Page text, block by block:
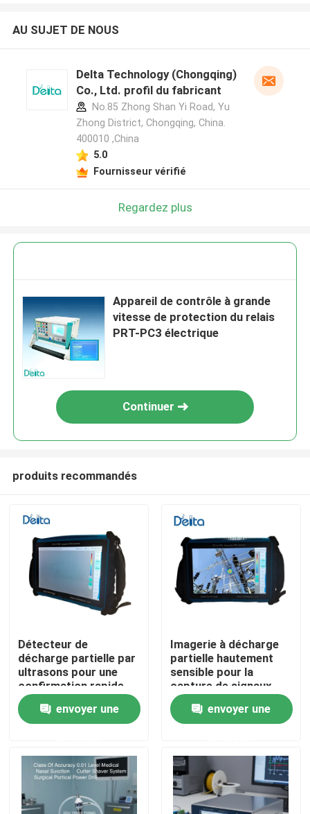
À la maison
Produits
Vidéos
AU SUJET DE NOUS
Delta Technology (Chongqing)
Co., Ltd. profil du fabricant
No.85 Zhong Shan Yi Road, Yu
Zhong District, Chongqing, China.
400010 ,China
5.0
Fournisseur vérifié
Regardez plus
Appareil de contrôle à grande
vitesse de protection du relais
PRT-PC3 électrique
Continuer
produits recommandés
Détecteur de
décharge partielle par
ultrasons pour une
confirmation rapide
des résultats du
champ envoyer une
Imagerie à décharge
partielle hautement
sensible pour la
capture de signaux
faibles
envoyer une